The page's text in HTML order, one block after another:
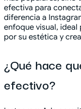
efectiva para
diferencia a
enfoque visual, ideal
por su estética y
¿Qué hace
efectivo?